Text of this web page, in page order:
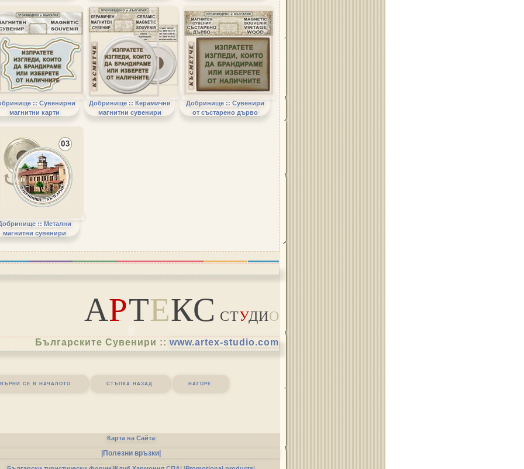
:: Сувенирни
магнитни карти
Добринище :: Керамични
магнитни сувенири
Добринище :: Сувенири
от състарено дърво
:: Метални
магнитни сувенири
АРТЕКС СТУДИО
Българските Сувенири :: www.artex-studio.com
върни се в началото стъпка назад нагоре
Карта на Сайта
|Полезни връзки|